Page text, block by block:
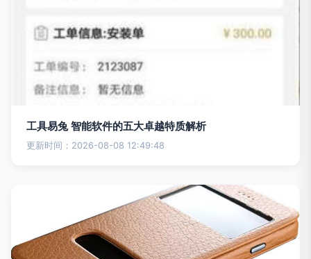
工具易兔 智能软件的五大卓越特质解析
更新时间：2026-08-08 12:49:48